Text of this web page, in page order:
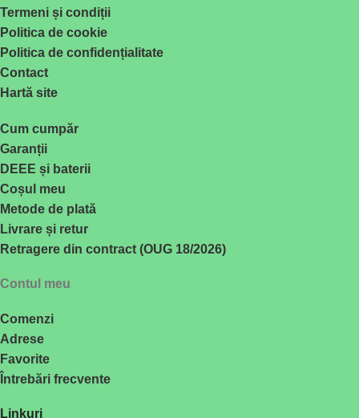
Termeni și condiții
Politica de cookie
Politica de confidențialitate
Contact
Hartă site
Cum cumpăr
Garanții
DEEE și baterii
Coșul meu
Metode de plată
Livrare și retur
Retragere din contract (OUG 18/2026)
Contul meu
Comenzi
Adrese
Favorite
Întrebări frecvente
Linkuri